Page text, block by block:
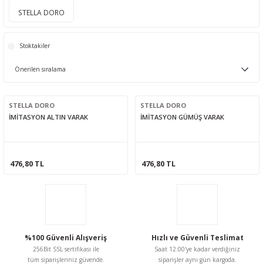
STELLA DORO
Stoktakiler
STELLA DORO
İMİTASYON ALTIN VARAK
476,80 TL
STELLA DORO
İMİTASYON GÜMÜŞ VARAK
476,80 TL
%100 Güvenli Alışveriş
256Bit SSL sertifikası ile
tüm siparişleriniz güvende.
Hızlı ve Güvenli Teslimat
Saat 12:00'ye kadar verdiğiniz
siparişler aynı gün kargoda.